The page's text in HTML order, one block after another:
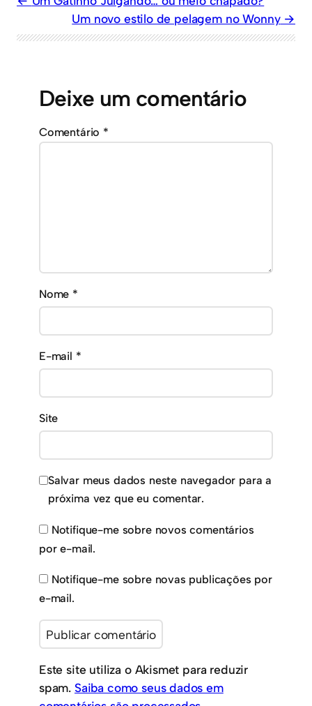
Um novo estilo de pelagem no Wonny
Deixe um comentário
Comentário *
Nome *
E-mail *
Site
Salvar meus dados neste navegador para a
próxima vez que eu comentar.
Notifique-me sobre novos comentários
por e-mail.
Notifique-me sobre novas publicações por
e-mail.
Este site utiliza o Akismet para reduzir
spam. Saiba como seus dados em